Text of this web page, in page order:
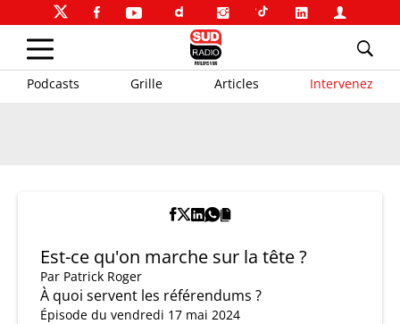
Podcasts Grille Articles Intervenez
Est-ce qu'on marche sur la tête ?
Par Patrick Roger
À quoi servent les référendums ?
Épisode du vendredi 17 mai 2024